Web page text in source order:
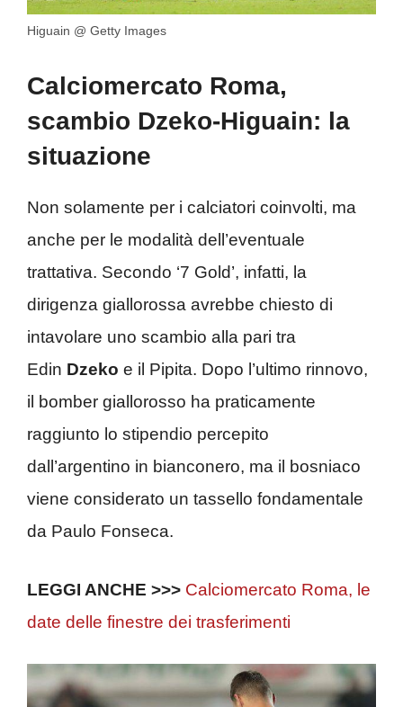
Higuain @ Getty Images
Calciomercato Roma,
scambio Dzeko-Higuain: la
situazione
Non solamente per i calciatori coinvolti, ma
anche per le modalità dell’eventuale
trattativa. Secondo ‘7 Gold’, infatti, la
dirigenza giallorossa avrebbe chiesto di
intavolare uno scambio alla pari tra
Edin Dzeko e il Pipita. Dopo l’ultimo rinnovo,
il bomber giallorosso ha praticamente
raggiunto lo stipendio percepito
dall’argentino in bianconero, ma il bosniaco
viene considerato un tassello fondamentale
da Paulo Fonseca.
LEGGI ANCHE >>> Calciomercato Roma, le
date delle finestre dei trasferimenti